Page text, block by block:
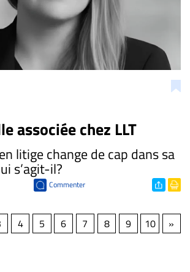
associée chez LLT
litige change de cap dans sa
s’agit-il?
Commenter
4 5 6 7 8 9 10 »